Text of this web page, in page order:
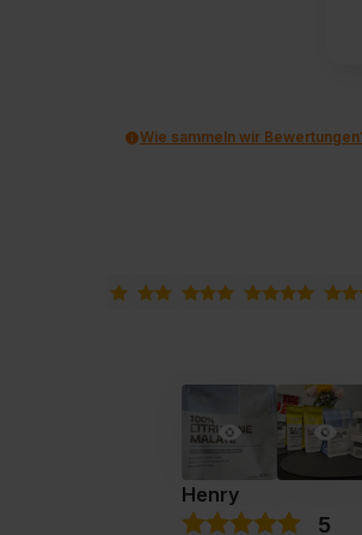
Wie sammeln wir
Henry
5